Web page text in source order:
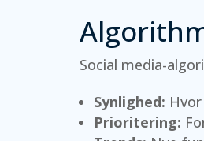
Social media-
Synlighed:
Prioritering: